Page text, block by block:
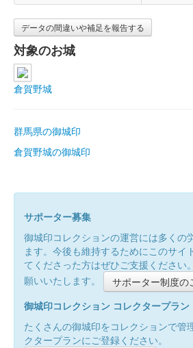
データの間違いや補足を報告する
対象のお城
倉賀野城
群馬県の御城印
倉賀野城の御城印
サポーター募集
御城印コレクションの運営には多くの
ます。今後も維持するためにこのサイ
てくださった方はぜひご支援ください
願いいたします。
サポーター制度の
御城印コレクション コレクタープラン
たくさんの御城印をコレクションで管
クタープランにご登録ください。